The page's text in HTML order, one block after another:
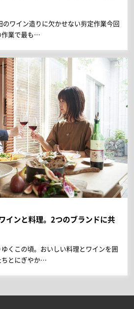
ワイン造りに欠かせない剪定作業今回
作業で最も…
インと料理。2つのブランドに共
くこの頃。おいしい料理とワインを囲
ちとにぎやか…